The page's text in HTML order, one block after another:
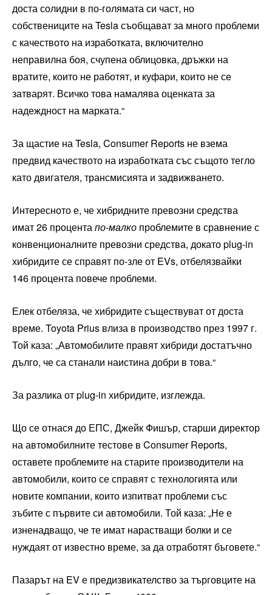
доста солидни в по-голямата си част, но
собствениците на Tesla съобщават за много проблеми
с качеството на изработката, включително
неправилна боя, счупена облицовка, дръжки на
вратите, които не работят, и куфари, които не се
затварят. Всичко това намалява оценката за
надеждност на марката.“
За щастие на Tesla, Consumer Reports не взема
предвид качеството на изработката със същото тегло
като двигателя, трансмисията и задвижването.
Интересното е, че хибридните превозни средства
имат 26 процентапо-малко проблемите в сравнение с
конвенционалните превозни средства, докато plug-in
хибридите се справят по-зле от EVs, отбелязвайки
146 процента повече проблеми.
Елек отбеляза, че хибридите съществуват от доста
време. Toyota Prius влиза в производство през 1997 г.
Той каза: „Автомобилите правят хибриди достатъчно
дълго, че са станали наистина добри в това.“
За разлика от plug-in хибридите, изглежда.
Що се отнася до ЕПС, Джейк Фишър, старши директор
на автомобилните тестове в Consumer Reports,
оставете проблемите на старите производители на
автомобили, които се справят с технологията или
новите компании, които изпитват проблеми със
зъбите с първите си автомобили. Той каза: „Не е
изненадващо, че те имат нарастващи болки и се
нуждаят от известно време, за да отработят бъговете.“
Пазарът на EV е предизвикателство за търговците на